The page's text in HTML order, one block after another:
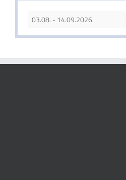
03.08. - 14.09.2026